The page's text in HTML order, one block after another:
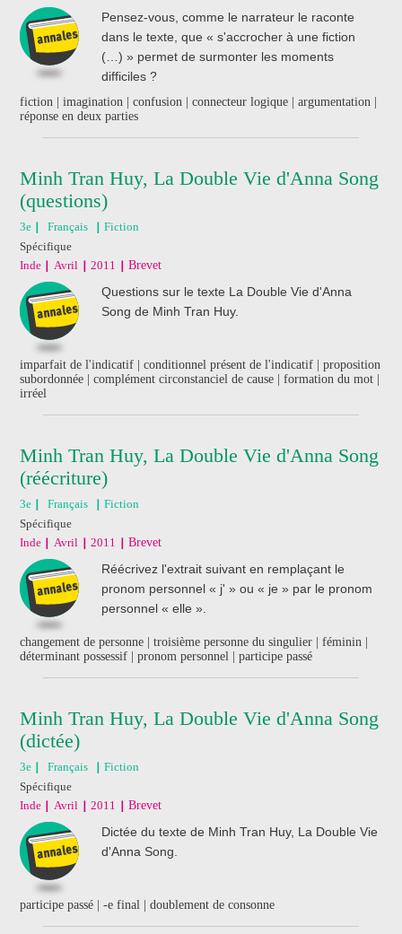
Pensez-vous, comme le narrateur le raconte
dans le texte, que « s'accrocher à une fiction
(…) » permet de surmonter les moments
difficiles ?
fiction | imagination | confusion | connecteur logique | argumentation |
réponse en deux parties
Minh Tran Huy, La Double Vie d'Anna Song
(questions)
3e Français
Fiction
Spécifique
Inde
Avril 2011 Brevet
Questions sur le texte La Double Vie d'Anna
Song de Minh Tran Huy.
imparfait de l'indicatif | conditionnel présent de l'indicatif | proposition
subordonnée | complément circonstanciel de cause | formation du mot |
irréel
Minh Tran Huy, La Double Vie d'Anna Song
(réécriture)
3e Français
Fiction
Spécifique
Inde
Avril 2011 Brevet
Réécrivez l'extrait suivant en remplaçant le
pronom personnel « j' » ou « je » par le pronom
personnel « elle ».
changement de personne | troisième personne du singulier | féminin |
déterminant possessif | pronom personnel | participe passé
Minh Tran Huy, La Double Vie d'Anna Song
(dictée)
3e Français
Fiction
Spécifique
Inde
Avril 2011 Brevet
Dictée du texte de Minh Tran Huy, La Double Vie
d'Anna Song.
participe passé | -e final | doublement de consonne